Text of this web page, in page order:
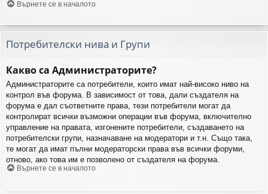
Върнете се в началото
Потребителски нива и Групи
Какво са Администраторите?
Администраторите са потребители, които имат най-високо ниво на
контрол във форума. В зависимост от това, дали създателя на
форума е дал съответните права, тези потребители могат да
контролират всички възможни операции във форума, включително
управление на правата, изгонените потребители, създаването на
потребителски групи, назначаване на модератори и т.н. Също така,
те могат да имат пълни модераторски права във всички форуми,
отново, ако това им е позволено от създателя на форума.
Върнете се в началото